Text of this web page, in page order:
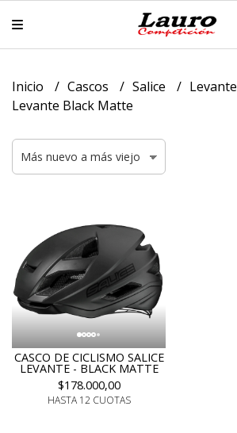
Inicio Cascos Salice
Levante
Levante Black Matte
CASCO DE CICLISMO SALICE
LEVANTE - BLACK MATTE
$178.000,00
HASTA 12 CUOTAS